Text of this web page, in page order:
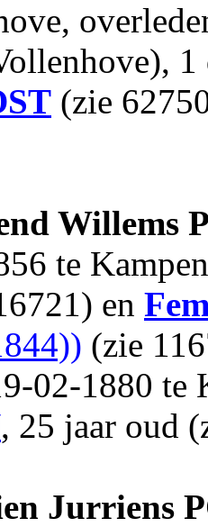
(zie
Willems
te
en
(zie
02-1880 te
, 25 jaar oud
Jurriens